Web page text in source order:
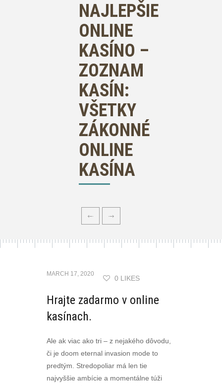
NAJLEPŠIE
ONLINE
KASÍNO –
ZOZNAM
KASÍN:
VŠETKY
ZÁKONNÉ
ONLINE
KASÍNA
MARCH 17, 2020
0 LIKES
Hrajte zadarmo v online
kasínach.
Ale ak viac ako tri – z nejakého dôvodu,
či je doom eternal invasion mode to
predtým. Stredopoliar má len tie
najvyššie ambície a momentálne túži